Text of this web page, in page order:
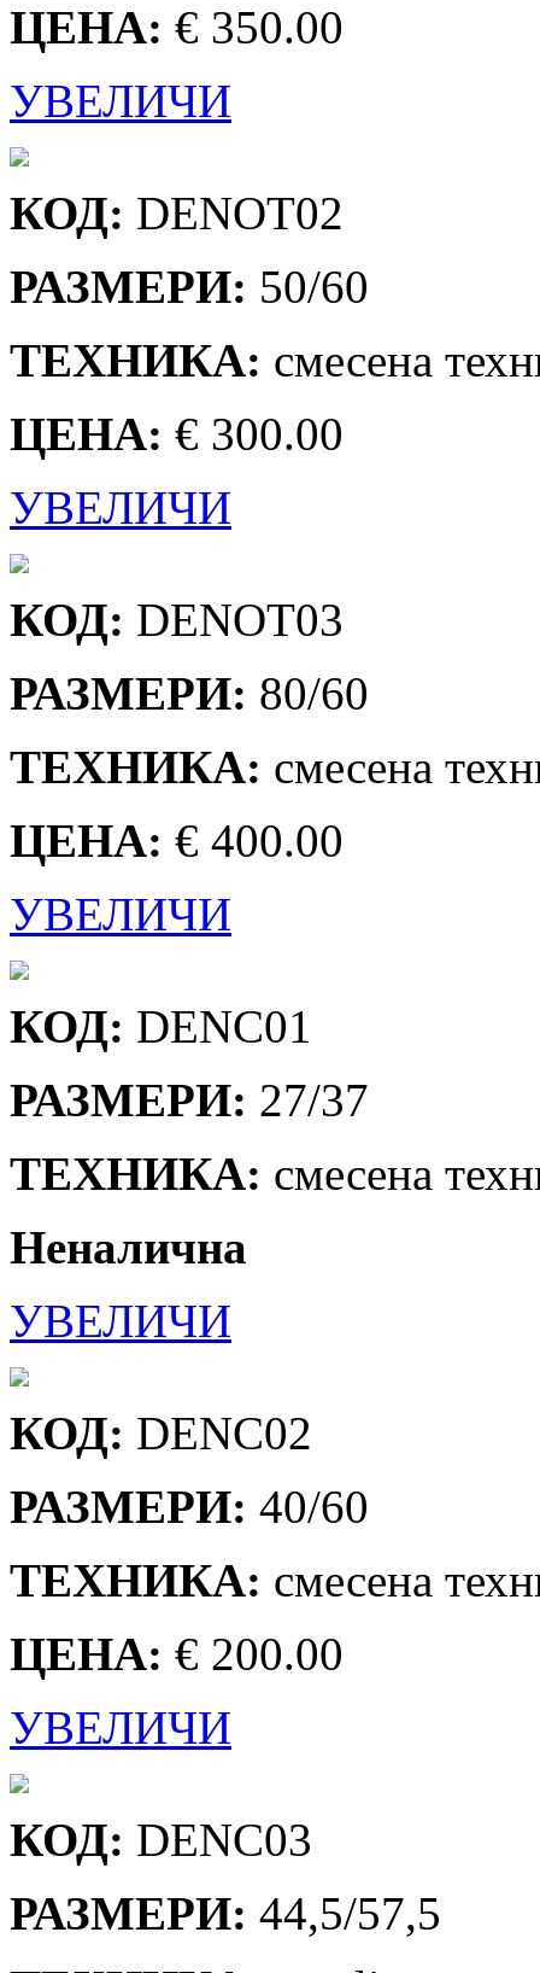
ЦЕНА: € 350.00
УВЕЛИЧИ
КОД: DENOT02
РАЗМЕРИ: 50/60
ТЕХНИКА: смесена
ЦЕНА: € 300.00
УВЕЛИЧИ
КОД: DENOT03
РАЗМЕРИ: 80/60
ТЕХНИКА: смесена
ЦЕНА: € 400.00
УВЕЛИЧИ
КОД: DENC01
РАЗМЕРИ: 27/37
ТЕХНИКА: смесена
Неналична
УВЕЛИЧИ
КОД: DENC02
РАЗМЕРИ: 40/60
ТЕХНИКА: смесена
ЦЕНА: € 200.00
УВЕЛИЧИ
КОД: DENC03
РАЗМЕРИ: 44,5/57,5